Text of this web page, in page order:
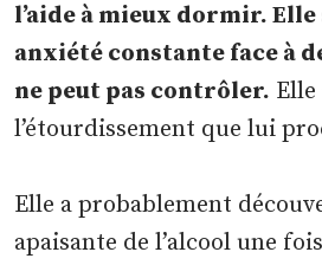
l’aide à mieux dormir. Elle
anxiété constante face à
ne peut pas contrôler. Elle
l’étourdissement que lui
Elle a probablement
apaisante de l’alcool une